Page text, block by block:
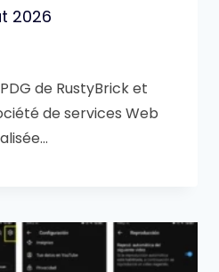
2026
de RustyBrick et
de services Web